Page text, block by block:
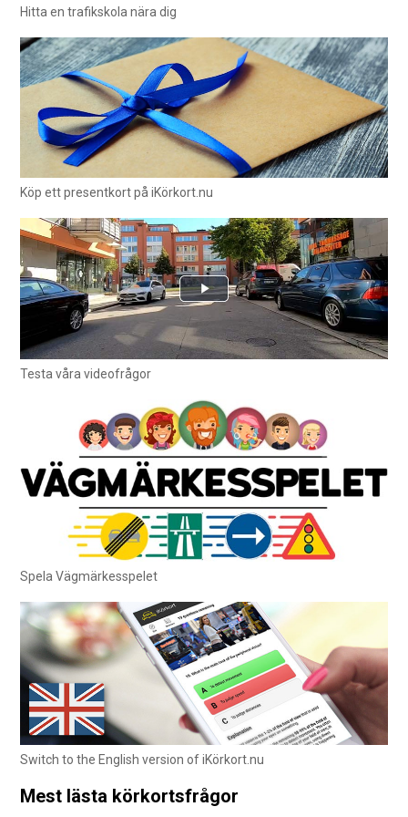
Hitta en trafikskola nära dig
Köp ett presentkort på iKörkort.nu
Testa våra videofrågor
Spela Vägmärkesspelet
Switch to the English version of iKörkort.nu
Mest lästa körkortsfrågor